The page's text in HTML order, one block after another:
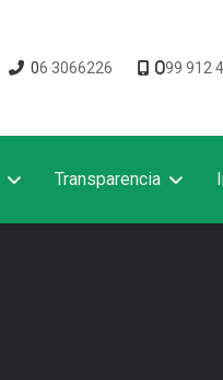
06 3066226 099 912
Transparencia